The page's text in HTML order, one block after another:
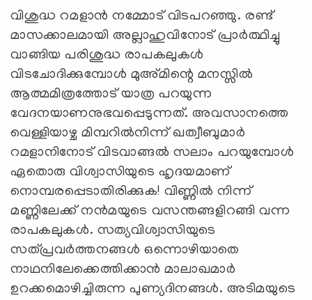
വിശുദ്ധ റമളാന്‍ നമ്മോട് വിടപറഞ്ഞു. രണ്ട്
മാസക്കാലമായി അല്ലാഹുവിനോട് പ്രാര്‍ത്ഥിച്ചു
വാങ്ങിയ പരിശുദ്ധ രാപകലുകള്‍
വിടചോദിക്കുമ്പോള്‍ മുഅ്മിന്റെ മനസ്സില്‍
ആത്മമിത്രത്തോട് യാത്ര പറയുന്ന
വേദനയാണനുഭവപ്പെടുന്നത്. അവസാനത്തെ
വെള്ളിയാഴ്ച മിമ്പറില്‍നിന്ന് ഖത്വീബുമാര്‍
റമളാനിനോട് വിടവാങ്ങല്‍ സലാം പറയുമ്പോള്‍
ഏതൊരു വിശ്വാസിയുടെ ഹൃദയമാണ്
നൊമ്പരപ്പെടാതിരിക്കുക! വിണ്ണില്‍ നിന്ന്
മണ്ണിലേക്ക് നന്‍മയുടെ വസന്തങ്ങളിറങ്ങി വന്ന
രാപകലുകള്‍. സത്യവിശ്വാസിയുടെ
സത്പ്രവര്‍ത്തനങ്ങള്‍ ഒന്നൊഴിയാതെ
നാഥനിലേക്കെത്തിക്കാന്‍ മാലാഖമാര്‍
ഉറക്കമൊഴിച്ചിരുന്ന പുണ്യദിനങ്ങള്‍. അടിമയുടെ